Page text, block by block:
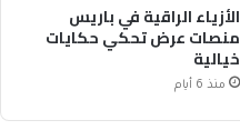
الأزياء الراقية في باريس
منصات عرض تحكي حكايات
خيالية
منذ 6 أيام